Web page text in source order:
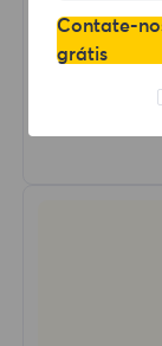
Mais de
País
Proxy
Contate-
grátis